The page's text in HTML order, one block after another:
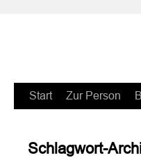
Zum
springen
Start Zur Person
Schlagwort-